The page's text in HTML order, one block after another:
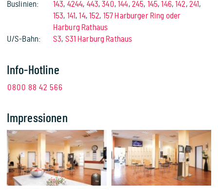
Buslinien: 143, 4244, 443,340,144, 245, 145,146,142, 241,
153, 141,14,152, 157 Harburger Ring oder
Harburg Rathaus
U/S-Bahn:
S3, S31 Harburg Rathaus
Info-Hotline
0800 88 42 566
Impressionen